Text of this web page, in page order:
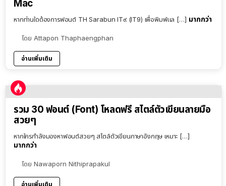
Mac
หากท่านใดต้องการฟอนต์ TH Sarabun IT๙ (IT9) เพื่อพิมพ์แล […] มากกว่า
โดย Attapon Thaphaengphan
อ่านเพิ่มเติม
รวม 30 ฟอนต์ (Font) โหลดฟรี สไตล์ตัวเขียนลายมือ
สวยๆ
หากใครกำลังมองหาฟอนต์สวยๆ สไตล์ตัวเขียนภาษาอังกฤษ เหมาะ […]
มากกว่า
โดย Nawaporn Nithiprapakul
อ่านเพิ่มเติม